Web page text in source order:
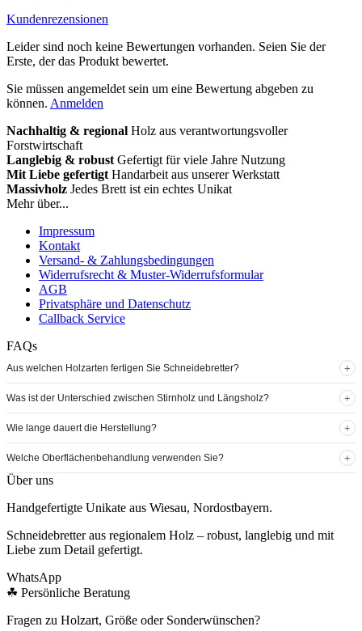
Kundenrezensionen
Leider sind noch keine Bewertungen vorhanden. Seien Sie der
Erste, der das Produkt bewertet.
Sie müssen angemeldet sein um eine Bewertung abgeben zu
können. Anmelden
Nachhaltig & regional Holz aus verantwortungsvoller
Forstwirtschaft
Langlebig & robust Gefertigt für viele Jahre Nutzung
Mit Liebe gefertigt Handarbeit aus unserer Werkstatt
Massivholz Jedes Brett ist ein echtes Unikat
Mehr über...
Impressum
Kontakt
Versand- & Zahlungsbedingungen
Widerrufsrecht & Muster-Widerrufsformular
AGB
Privatsphäre und Datenschutz
Callback Service
FAQs
Aus welchen Holzarten fertigen Sie Schneidebretter? +
Was ist der Unterschied zwischen Stirnholz und Längsholz? +
Wie lange dauert die Herstellung? +
Welche Oberflächenbehandlung verwenden Sie? +
Über uns
Handgefertigte Unikate aus Wiesau, Nordostbayern.
Schneidebretter aus regionalem Holz – robust, langlebig und mit
Liebe zum Detail gefertigt.
WhatsApp
☘ Persönliche Beratung
Fragen zu Holzart, Größe oder Sonderwünschen?